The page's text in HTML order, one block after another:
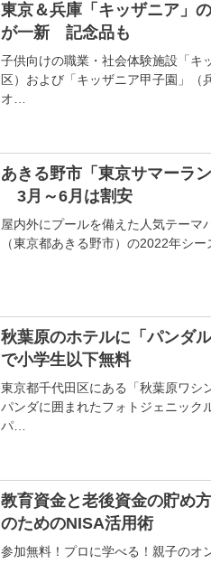
東京＆兵庫「キッザニア」
が一新 記念品も
子供向けの職業・社会体験施設「キ
区）および「キッザニア甲子園」（
オ…
あきる野市「東京サマーラ
3月～6月は割安
屋内外にプールを備えた人気テーマ
（東京都あきる野市）の2022年シ
秋葉原のホテルに「パンダ
で小学生以下無料
東京都千代田区にある「秋葉原ワシ
パンダに囲まれたフォトジェニック
パ…
教育資金と老後資金の貯め
のためのNISA活用術
参加無料！プロに学べる！親子のオ